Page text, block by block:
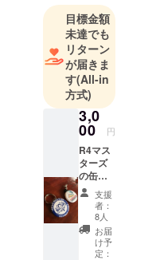
ターズクラ
ス（４０歳
以上の部）
総合成績３
位。２０１
５年連続出
場するも、
なる。４人
制のレース
ラフティン
グは初参戦
しました。
今回2017年
目標金額
未達でも
リターン
が届きま
す(All-in
方式)
3,0
00 円
R4マス
ターズ
の缶
バッチ
と吉野
川での
体験会
へ参加
いただ
支援
者：
8人
お届
け予
定：